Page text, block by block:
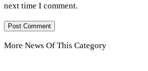
next time I comment.
More News Of This Category